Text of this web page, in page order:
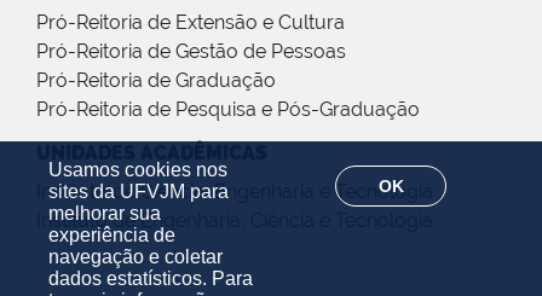
Usamos cookies nos
sites da UFVJM para
melhorar sua
experiência de
navegação e coletar
dados estatísticos. Para
OK
Pró-Reitoria de Extensão e Cultura
Pró-Reitoria de Gestão de Pessoas
Pró-Reitoria de Graduação
Pró-Reitoria de Pesquisa e Pós-Graduação
Instituto de Ciência, Engenharia e Tecnologia
Instituto de Engenharia, Ciência e Tecnologia